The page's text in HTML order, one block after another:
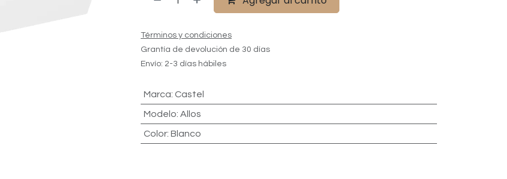
Términos y condiciones
Grantía de devolución de 30 días
Envío: 2-3 días hábiles
Marca: Castel
Modelo: Allos
Color: Blanco